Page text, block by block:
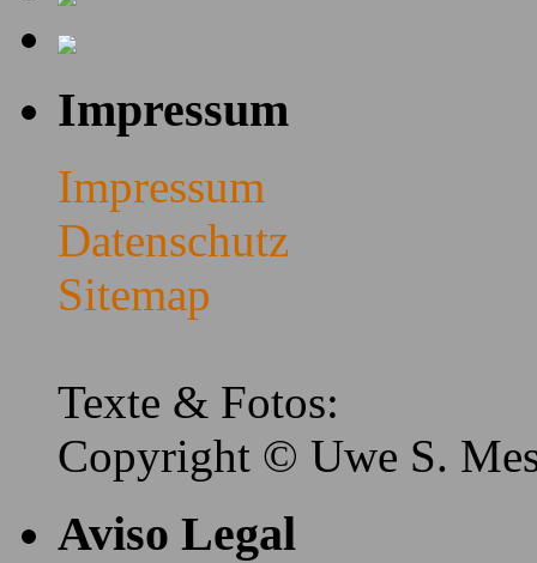
Impressum
Impressum
Datenschutz
Sitemap
Texte & Fotos:
Copyright © Uwe S.
Aviso Legal